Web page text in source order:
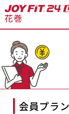
店舗トップ
会員の方へトップ
会員プラン